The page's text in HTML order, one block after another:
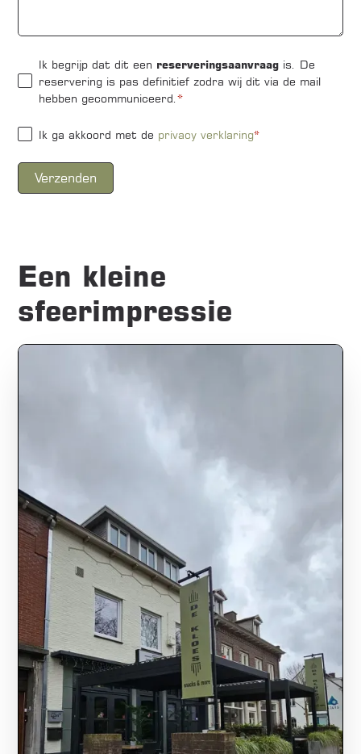
Ik begrijp dat dit een reserveringsaanvraag is. De
reservering is pas definitief zodra wij dit via de mail
hebben gecommuniceerd.*
Ik ga akkoord met de privacy verklaring*
Een kleine
sfeerimpressie